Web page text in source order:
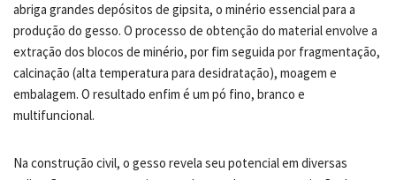
abriga grandes depósitos de gipsita, o minério essencial para a
produção do gesso. O processo de obtenção do material envolve a
extração dos blocos de minério, por fim seguida por fragmentação,
calcinação (alta temperatura para desidratação), moagem e
embalagem. O resultado enfim é um pó fino, branco e
multifuncional.
Na construção civil, o gesso revela seu potencial em diversas